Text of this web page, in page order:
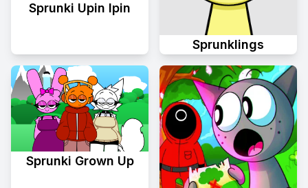
Sprunki Upin Ipin
Sprunklings
Sprunki Grown Up